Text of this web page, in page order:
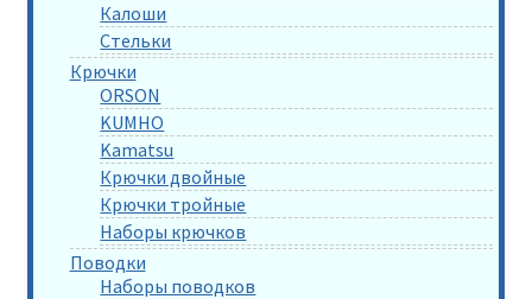
Калоши
Стельки
Крючки
ORSON
KUMHO
Kamatsu
Крючки двойные
Крючки тройные
Наборы крючков
Поводки
Наборы поводков